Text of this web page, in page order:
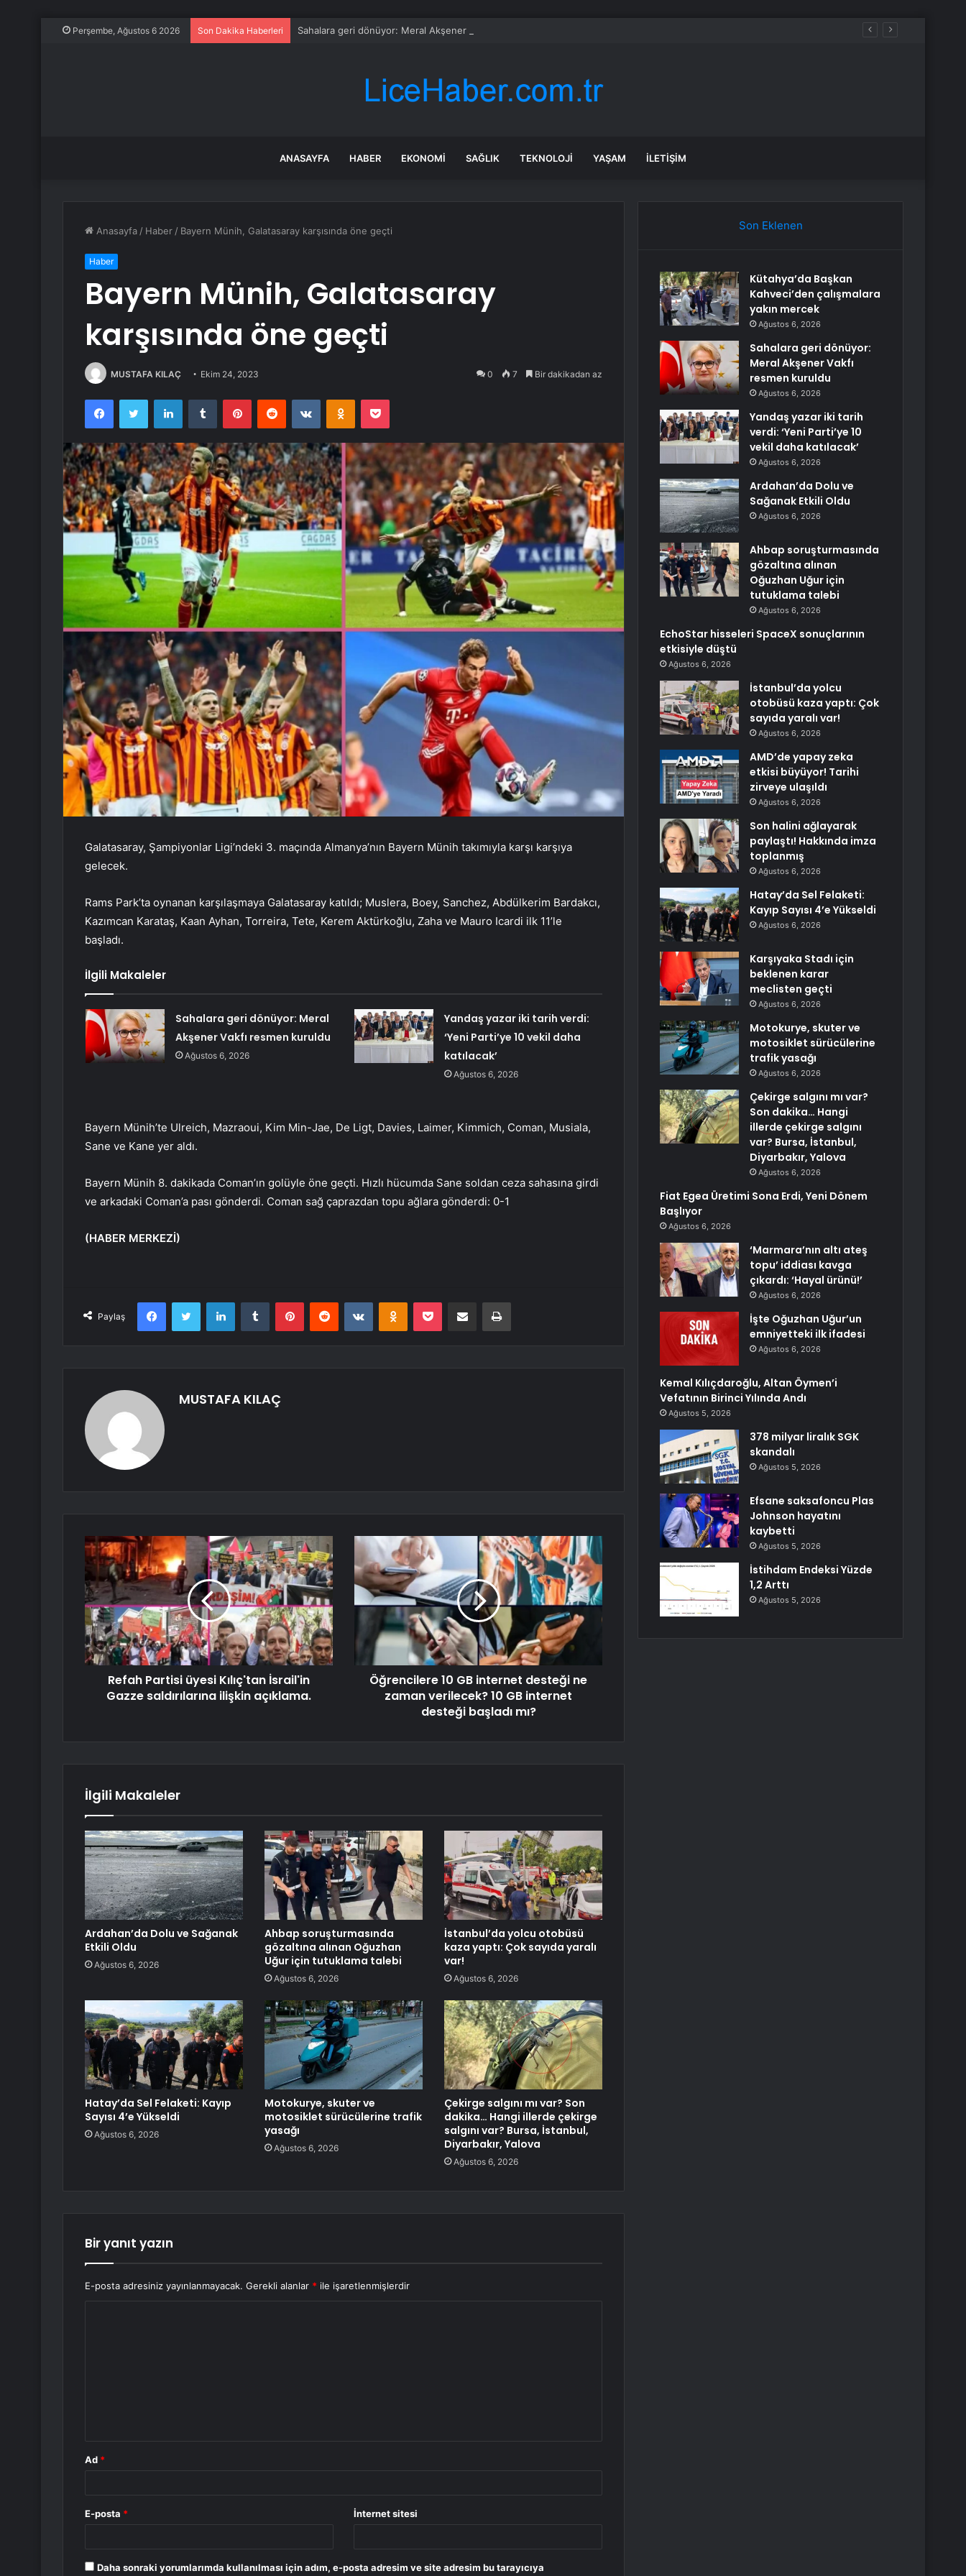
Perşembe, Ağustos 6 2026 Son Dakika Haberleri Sahalara geri dönüyor: Meral Akşener Vakfı resmen kuruldu
ANASAYFA HABER EKONOMI SAĞLIK TEKNOLOJI YAŞAM İLETIŞIM
Anasayfa / Haber / Bayern Münih, Galatasaray karşısında öne geçti
Haber
Bayern Münih, Galatasaray
karşısında öne geçti
MUSTAFA KILAÇ Ekim 24, 2023 0 7 Bir dakikadan az
FacebookTwitter LinkedInTumblr PinterestReddit VKontakteOdnoklassniki
Pocket
Galatasaray, Şampiyonlar Ligi’ndeki 3. maçında Almanya’nın Bayern Münih takımıyla karşı karşıya
gelecek.
Rams Park’ta oynanan karşılaşmaya Galatasaray katıldı; Muslera, Boey, Sanchez, Abdülkerim Bardakcı,
Kazımcan Karataş, Kaan Ayhan, Torreira, Tete, Kerem Aktürkoğlu, Zaha ve Mauro Icardi ilk 11’le
başladı.
İlgili Makaleler
Sahalara geri dönüyor: Meral
Akşener Vakfı resmen kuruldu
Ağustos 6, 2026
Yandaş yazar iki tarih verdi:
‘Yeni Parti’ye 10 vekil daha
katılacak’
Ağustos 6, 2026
Bayern Münih’te Ulreich, Mazraoui, Kim Min-Jae, De Ligt, Davies, Laimer, Kimmich, Coman, Musiala,
Sane ve Kane yer aldı.
Bayern Münih 8. dakikada Coman’ın golüyle öne geçti. Hızlı hücumda Sane soldan ceza sahasına girdi
ve arkadaki Coman’a pası gönderdi. Coman sağ çaprazdan topu ağlara gönderdi: 0-1
(HABER MERKEZİ)
Paylaş
FacebookTwitter LinkedInTumblr PinterestReddit VKontakteOdnoklassniki
Pocket E-Posta ile paylaş Yazdır
MUSTAFA KILAÇ
Refah Partisi üyesi Kılıç'tan İsrail'in
Gazze saldırılarına ilişkin açıklama.
Öğrencilere 10 GB internet desteği ne
zaman verilecek? 10 GB internet
desteği başladı mı?
İlgili Makaleler
Ardahan’da Dolu ve Sağanak
Etkili Oldu
Ağustos 6, 2026
Ahbap soruşturmasında
gözaltına alınan Oğuzhan
Uğur için tutuklama talebi
Ağustos 6, 2026
İstanbul’da yolcu otobüsü
kaza yaptı: Çok sayıda yaralı
var!
Ağustos 6, 2026
Hatay’da Sel Felaketi: Kayıp
Sayısı 4’e Yükseldi
Ağustos 6, 2026
Motokurye, skuter ve
motosiklet sürücülerine trafik
yasağı
Ağustos 6, 2026
Çekirge salgını mı var? Son
dakika… Hangi illerde çekirge
salgını var? Bursa, İstanbul,
Diyarbakır, Yalova
Ağustos 6, 2026
Bir yanıt yazın
E-posta adresiniz yayınlanmayacak. Gerekli alanlar * ile işaretlenmişlerdir
Ad *
E-posta * İnternet sitesi
Daha sonraki yorumlarımda kullanılması için adım, e-posta adresim ve site adresim bu tarayıcıya
Son Eklenen
Kütahya’da Başkan
Kahveci’den çalışmalara
yakın mercek
Ağustos 6, 2026
Sahalara geri dönüyor:
Meral Akşener Vakfı
resmen kuruldu
Ağustos 6, 2026
Yandaş yazar iki tarih
verdi: ‘Yeni Parti’ye 10
vekil daha katılacak’
Ağustos 6, 2026
Ardahan’da Dolu ve
Sağanak Etkili Oldu
Ağustos 6, 2026
Ahbap soruşturmasında
gözaltına alınan
Oğuzhan Uğur için
tutuklama talebi
Ağustos 6, 2026
EchoStar hisseleri SpaceX sonuçlarının
etkisiyle düştü
Ağustos 6, 2026
İstanbul’da yolcu
otobüsü kaza yaptı: Çok
sayıda yaralı var!
Ağustos 6, 2026
AMD’de yapay zeka
etkisi büyüyor! Tarihi
zirveye ulaşıldı
Ağustos 6, 2026
Son halini ağlayarak
paylaştı! Hakkında imza
toplanmış
Ağustos 6, 2026
Hatay’da Sel Felaketi:
Kayıp Sayısı 4’e Yükseldi
Ağustos 6, 2026
Karşıyaka Stadı için
beklenen karar
meclisten geçti
Ağustos 6, 2026
Motokurye, skuter ve
motosiklet sürücülerine
trafik yasağı
Ağustos 6, 2026
Çekirge salgını mı var?
Son dakika… Hangi
illerde çekirge salgını
var? Bursa, İstanbul,
Diyarbakır, Yalova
Ağustos 6, 2026
Fiat Egea Üretimi Sona Erdi, Yeni Dönem
Başlıyor
Ağustos 6, 2026
‘Marmara’nın altı ateş
topu’ iddiası kavga
çıkardı: ‘Hayal ürünü!’
Ağustos 6, 2026
İşte Oğuzhan Uğur’un
emniyetteki ilk ifadesi
Ağustos 6, 2026
Kemal Kılıçdaroğlu, Altan Öymen’i
Vefatının Birinci Yılında Andı
Ağustos 5, 2026
378 milyar liralık SGK
skandalı
Ağustos 5, 2026
Efsane saksafoncu Plas
Johnson hayatını
kaybetti
Ağustos 5, 2026
İstihdam Endeksi Yüzde
1,2 Arttı
Ağustos 5, 2026